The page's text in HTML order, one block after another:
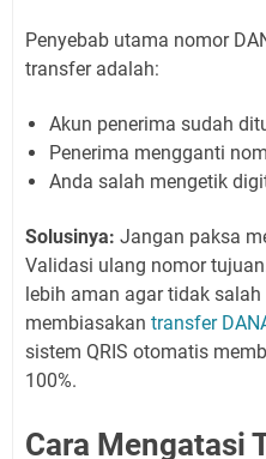
Penyebab utama nomor
transfer adalah:
Akun penerima sudah
Penerima mengganti
Anda salah mengetik
Solusinya: Jangan paksa
Validasi ulang nomor
lebih aman agar tidak
membiasakan transfer
sistem QRIS otomatis
100%.
Cara Mengatasi